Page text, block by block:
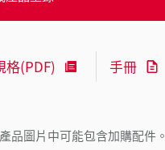
品圖片中可能包含加購配件。
格(PDF) 手冊